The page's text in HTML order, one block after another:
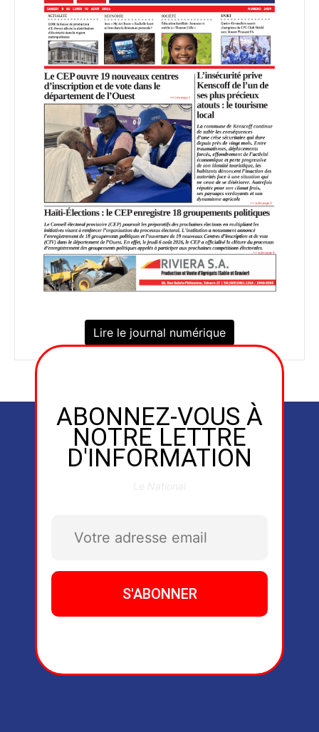
Lire le journal numérique
ABONNEZ-VOUS À
NOTRE LETTRE
D'INFORMATION